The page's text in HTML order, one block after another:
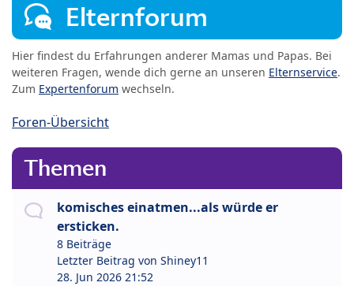
Elternforum
Hier findest du Erfahrungen anderer Mamas und Papas. Bei
weiteren Fragen, wende dich gerne an unseren Elternservice.
Zum Expertenforum wechseln.
Foren-Übersicht
Themen
komisches einatmen...als würde er
ersticken.
8 Beiträge
Letzter Beitrag von Shiney11
28. Jun 2026 21:52